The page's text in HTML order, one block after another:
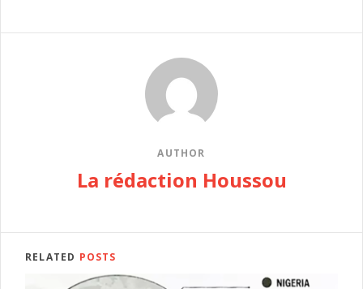
AUTHOR
La rédaction Houssou
RELATED POSTS